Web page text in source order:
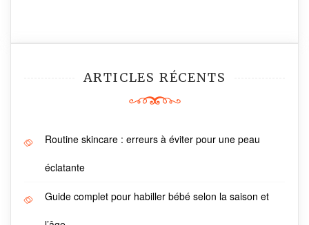
ARTICLES RÉCENTS
Routine skincare : erreurs à éviter pour une peau
éclatante
Guide complet pour habiller bébé selon la saison et